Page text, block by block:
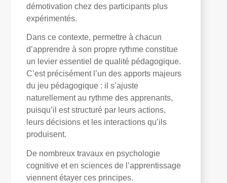
démotivation chez des participants plus
expérimentés.
Dans ce contexte, permettre à chacun
d’apprendre à son propre rythme constitue
un levier essentiel de qualité pédagogique.
C’est précisément l’un des apports majeurs
du jeu pédagogique : il s’ajuste
naturellement au rythme des apprenants,
puisqu’il est structuré par leurs actions,
leurs décisions et les interactions qu’ils
produisent.
De nombreux travaux en psychologie
cognitive et en sciences de l’apprentissage
viennent étayer ces principes.